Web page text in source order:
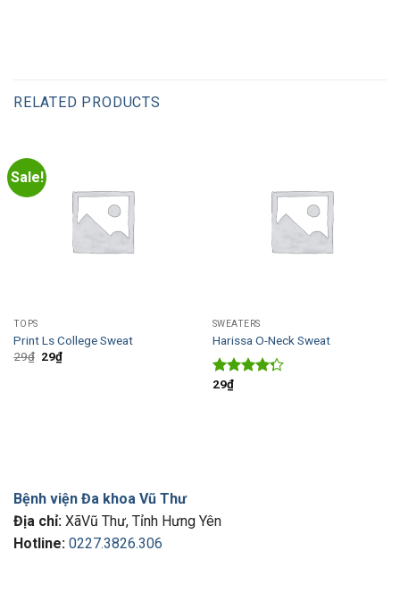
RELATED PRODUCTS
Sale!
TOPS
Print Ls College Sweat
29₫ 29₫
SWEATERS
Harissa O-Neck Sweat
Rated
29₫
Bệnh viện Đa khoa Vũ Thư
Địa chỉ: XãVũ Thư, Tỉnh Hưng Yên
Hotline: 0227.3826.306